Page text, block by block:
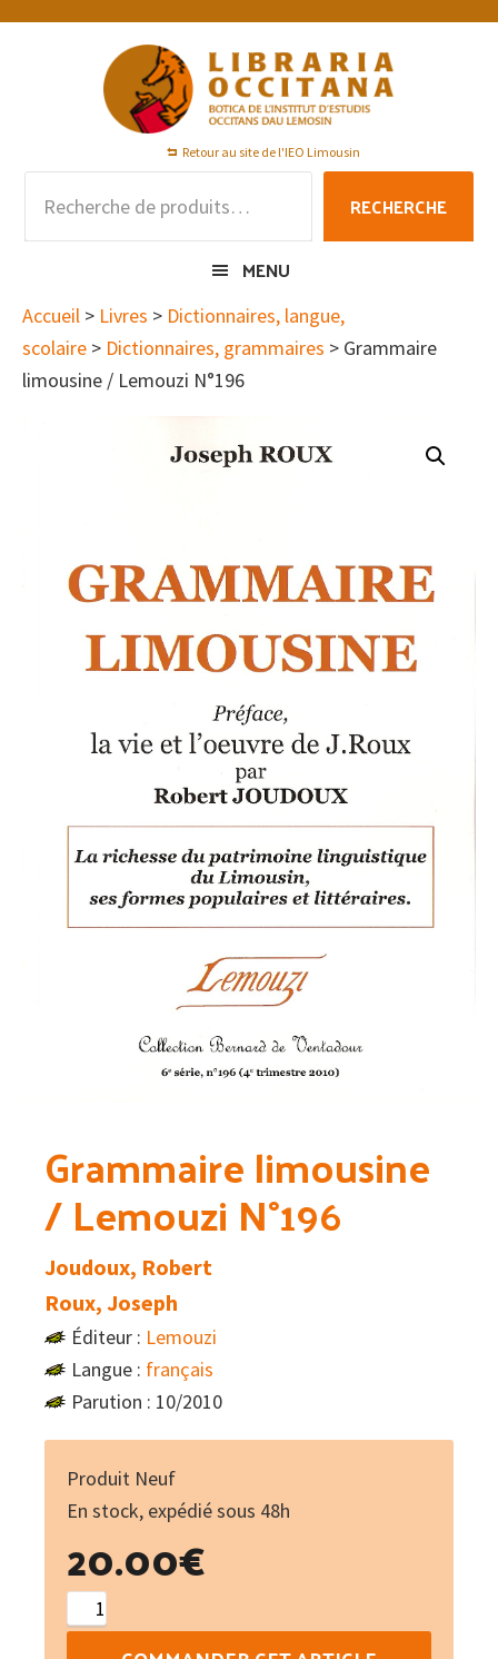
Passer
Passer
Passer
Retour au site de l'IEO Limousin
pour :
RECHERCHE
MENU
Accueil > Livres > Dictionnaires, langue,
scolaire > Dictionnaires, grammaires > Grammaire
limousine / Lemouzi N°196
Grammaire limousine
/ Lemouzi N°196
Joudoux, Robert
Roux, Joseph
Éditeur : Lemouzi
Langue : français
Parution : 10/2010
Produit Neuf
En stock, expédié sous 48h
20.00€
quantité
de